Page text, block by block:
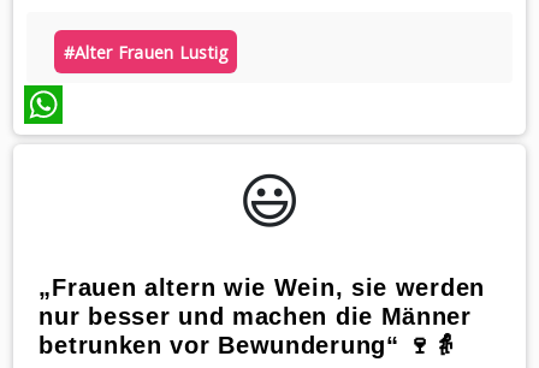
#alter Frauen Lustig
WhatsApp
😃️
„Frauen altern wie Wein, sie werden
nur besser und machen die Männer
betrunken vor Bewunderung“ 🍷👵